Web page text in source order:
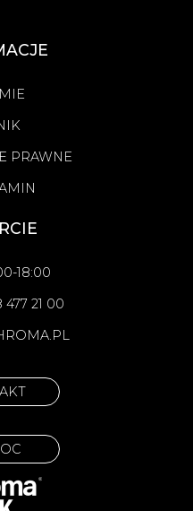
PRAWNE
18:00
21 00